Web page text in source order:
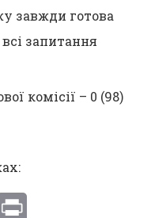
завжди готова
запитання
комісії – 0 (98)